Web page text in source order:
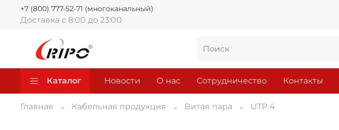
Доставка с 8:00 до 23:00
+7 (800) 777-52-71 (многоканальный)
Каталог Новости О нас Сотрудничество Контакты
Главная Кабельная продукция Витая пара UTP 4